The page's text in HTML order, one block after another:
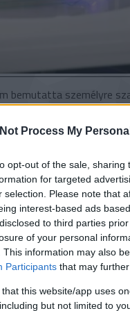
Process My
opt-out of the sale,
for targeted
selection. Please note that
interest-based ads
to third parties
of your personal
This information may also
Participants that may
that this website/app uses
but not limited to
bemutatta személyre
rövidítő PICT),
szenvedők
állították.
Egyetemen 3D
szívsebészek
A felsőoktatási
viszont ez az első
megalkottak.